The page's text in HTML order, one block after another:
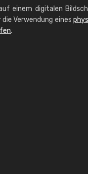
einem digitalen
Verwendung eines
.